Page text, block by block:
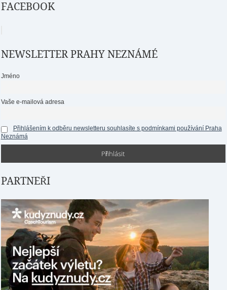
FACEBOOK
NEWSLETTER PRAHY NEZNÁMÉ
Jméno
Vaše e-mailová adresa
Přihlášením k odběru newsletteru souhlasíte s podmínkami používání Praha
Neznámá
PARTNEŘI